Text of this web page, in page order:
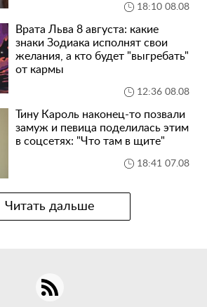
18:10 08.08
Врата Льва 8 августа: какие
знаки Зодиака исполнят свои
желания, а кто будет "выгребать"
от кармы
12:36 08.08
Тину Кароль наконец-то позвали
замуж и певица поделилась этим
в соцсетях: "Что там в щите"
18:41 07.08
Читать дальше